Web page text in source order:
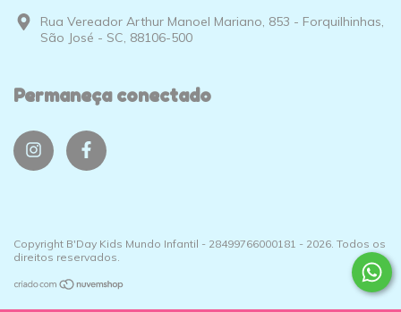
Rua Vereador Arthur Manoel Mariano, 853 - Forquilhinhas,
São José - SC, 88106-500
Permaneça conectado
Copyright B'Day Kids Mundo Infantil - 28499766000181 - 2026. Todos os
direitos reservados.